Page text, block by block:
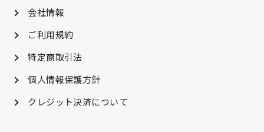
会社情報
ご利用規約
特定商取引法
個人情報保護方針
クレジット決済について